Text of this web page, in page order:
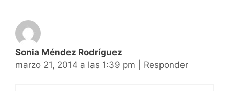
Sonia Méndez Rodríguez
marzo 21, 2014 a las 1:39 pm
Responder